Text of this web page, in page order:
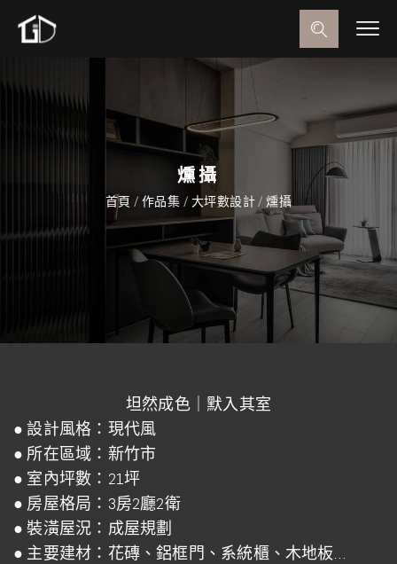
燻攝
首頁/ 作品集 / 大坪數設計/ 燻攝
坦然成色｜默入其室
● 設計風格：現代風
● 所在區域：新竹市
● 室內坪數：21坪
● 房屋格局：3房2廳2衛
● 裝潢屋況：成屋規劃
● 主要建材：花磚、鋁框門、系統櫃、木地板…